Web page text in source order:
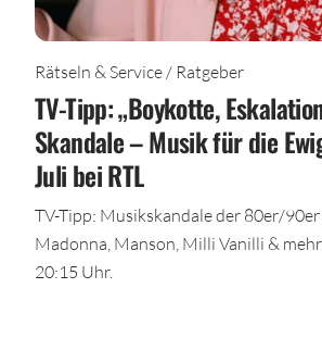
Rätseln & Service / Ratgeber
TV-Tipp: „Boykotte,
Skandale – Musik für die
Juli bei RTL
TV-Tipp: Musikskandale der 80er/90er
Madonna, Manson, Milli Vanilli &
20:15 Uhr.